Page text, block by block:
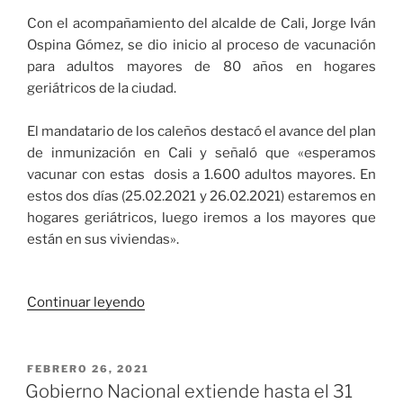
Con el acompañamiento del alcalde de Cali, Jorge Iván
Ospina Gómez, se dio inicio al proceso de vacunación
para adultos mayores de 80 años en hogares
geriátricos de la ciudad.
El mandatario de los caleños destacó el avance del plan
de inmunización en Cali y señaló que «esperamos
vacunar con estas dosis a 1.600 adultos mayores. En
estos dos días (25.02.2021 y 26.02.2021) estaremos en
hogares geriátricos, luego iremos a los mayores que
están en sus viviendas».
Continuar leyendo«En
la
vacunación
PUBLICADO
EL
FEBRERO 26, 2021
Gobierno Nacional extiende hasta el 31